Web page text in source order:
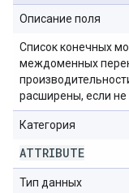
Описание поля
Список конечных
междоменных
расширены, если
Категория
ATTRIBUTE
Тип данных